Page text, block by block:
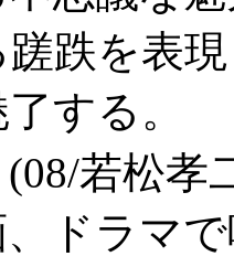
跌を表
了する。
若松
ドラマ